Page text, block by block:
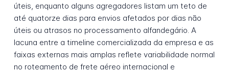
úteis, enquanto alguns agregadores listam um teto de
até quatorze dias para envios afetados por dias não
úteis ou atrasos no processamento alfandegário. A
lacuna entre a timeline comercializada da empresa e as
faixas externas mais amplas reflete variabilidade normal
no roteamento de frete aéreo internacional e